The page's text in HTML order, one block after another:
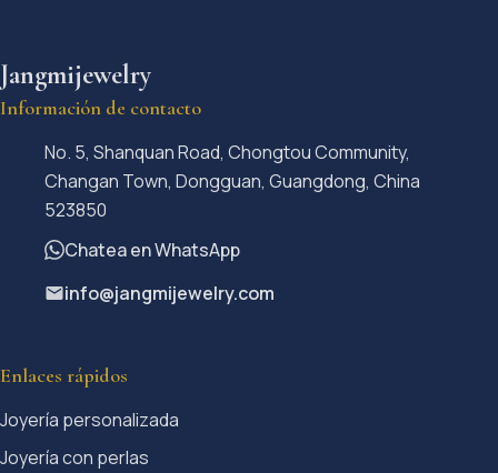
Jangmijewelry
Información de contacto
No. 5, Shanquan Road, Chongtou Community,
Changan Town, Dongguan, Guangdong, China
523850
Chatea en WhatsApp
info@jangmijewelry.com
Enlaces rápidos
Joyería personalizada
Joyería con perlas